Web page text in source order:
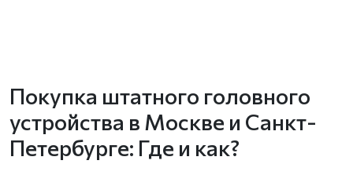
Покупка штатного головного
устройства в Москве и Санкт-
Петербурге: Где и как?